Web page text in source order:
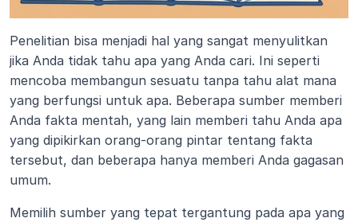
Penelitian bisa menjadi hal yang sangat menyulitkan
jika Anda tidak tahu apa yang Anda cari. Ini seperti
mencoba membangun sesuatu tanpa tahu alat mana
yang berfungsi untuk apa. Beberapa sumber memberi
Anda fakta mentah, yang lain memberi tahu Anda apa
yang dipikirkan orang-orang pintar tentang fakta
tersebut, dan beberapa hanya memberi Anda gagasan
umum.
Memilih sumber yang tepat tergantung pada apa yang